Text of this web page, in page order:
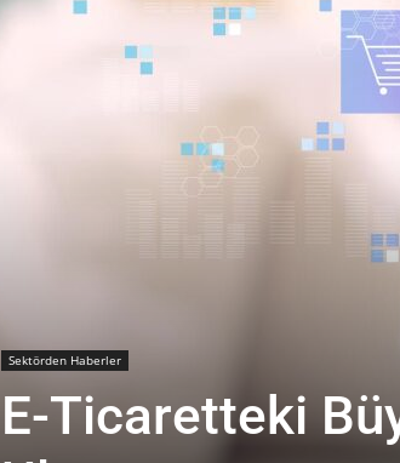
Sektörden Haberler
E-Ticaretteki